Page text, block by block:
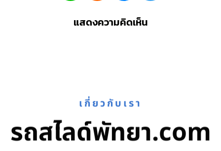
แสดงความคิดเห็น
เกี่ยวกับเรา
รถสไลด์พัทยา.com